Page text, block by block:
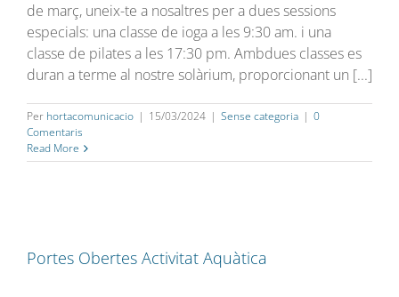
de març, uneix-te a nosaltres per a dues sessions
especials: una classe de ioga a les 9:30 am. i una
classe de pilates a les 17:30 pm. Ambdues classes es
duran a terme al nostre solàrium, proporcionant un [...]
Per hortacomunicacio | 15/03/2024 | Sense categoria | 0
Comentaris
Read More
Portes Obertes Activitat Aquàtica